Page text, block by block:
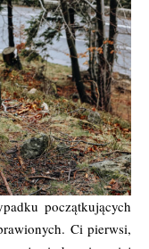
początkujących
Ci pierwsi,